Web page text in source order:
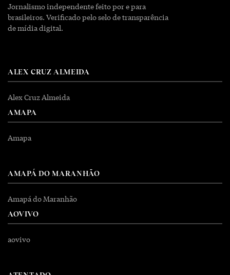
Jornalismo independente feito por e para
brasileiros. Verificado pelo selo de transparência
de mídia digital.
ALEX CRUZ ALMEIDA
Alex Cruz Almeida
AMAPA
Amapa
AMAPÁ DO MARANHÃO
Amapá do Maranhão
AOVIVO
aovivo